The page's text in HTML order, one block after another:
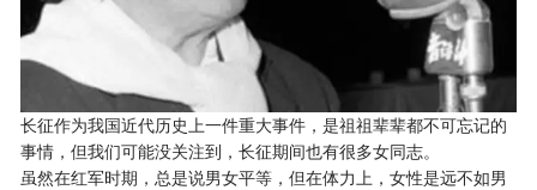
长征作为我国近代历史上一件重大事件，是祖祖辈辈都不可忘记的
事情，但我们可能没关注到，长征期间也有很多女同志。
虽然在红军时期，总是说男女平等，但在体力上，女性是远不如男